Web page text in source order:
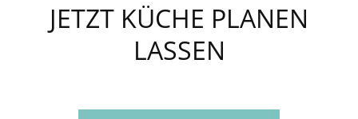
JETZT KÜCHE PLANEN
LASSEN